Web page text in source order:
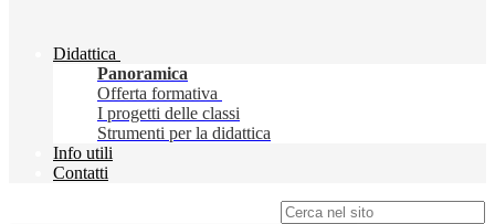
Didattica
Panoramica
Offerta formativa
I progetti delle classi
Strumenti per la didattica
Info utili
Contatti